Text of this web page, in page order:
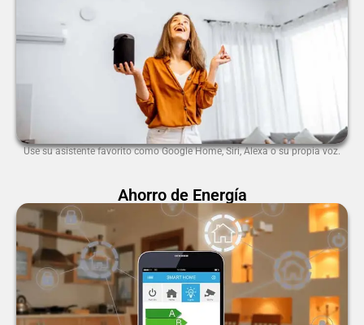
Use su asistente favorito como Google Home, Siri, Alexa o su propia voz.
Ahorro de Energía